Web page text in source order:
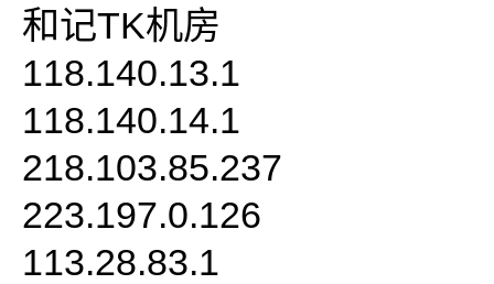
和记TK机房
118.140.13.1
118.140.14.1
218.103.85.237
223.197.0.126
113.28.83.1